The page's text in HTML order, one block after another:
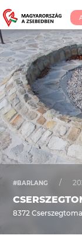
#BARLANG /
8372